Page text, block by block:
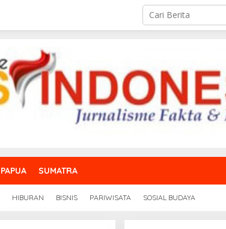
PAPUA SUMATRA
HIBURAN BISNIS PARIWISATA SOSIAL BUDAYA